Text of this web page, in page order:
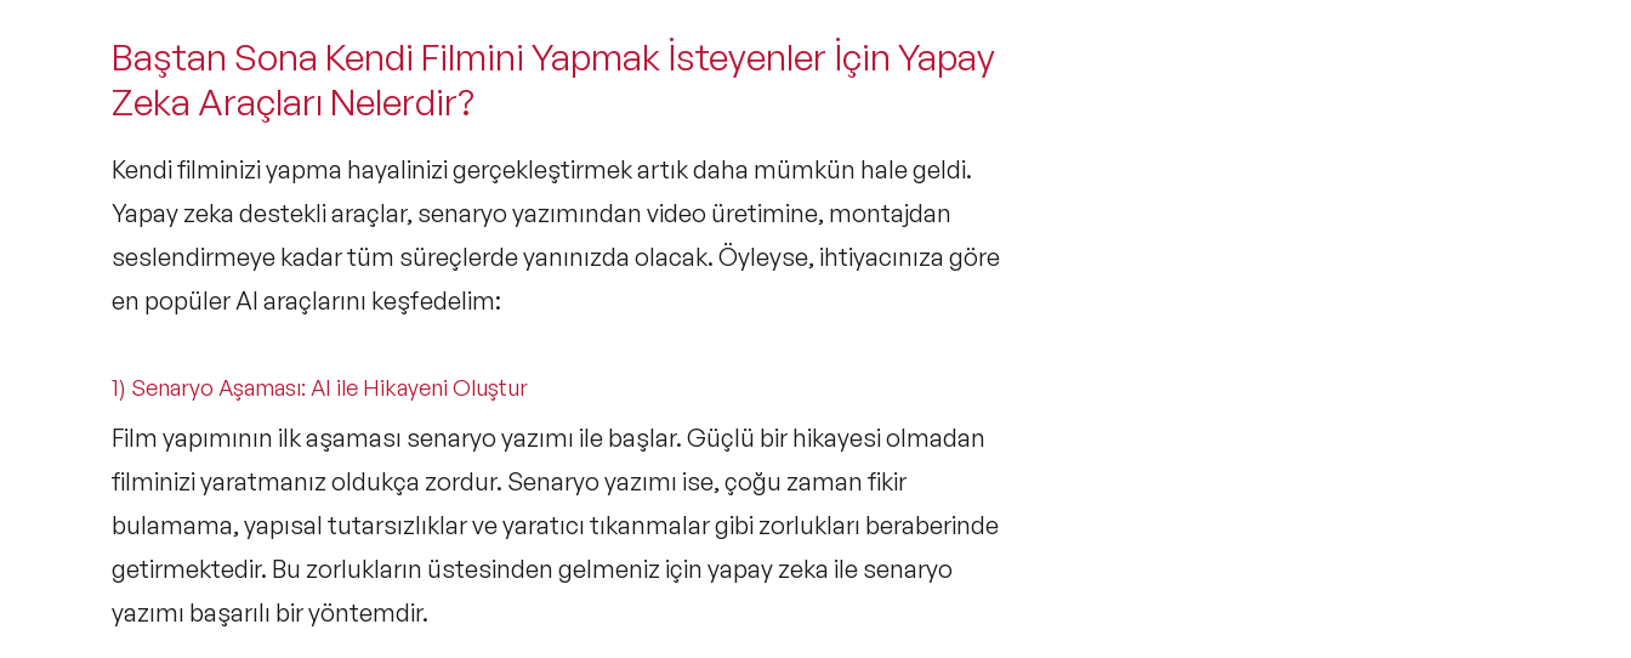
Baştan Sona Kendi Filmini Yapmak İsteyenler İçin Yapay
Zeka Araçları Nelerdir?
Kendi filminizi yapma hayalinizi gerçekleştirmek artık daha mümkün hale geldi.
Yapay zeka destekli araçlar, senaryo yazımından video üretimine, montajdan
seslendirmeye kadar tüm süreçlerde yanınızda olacak. Öyleyse, ihtiyacınıza göre
en popüler AI araçlarını keşfedelim:
1) Senaryo Aşaması: AI ile Hikayeni Oluştur
Film yapımının ilk aşaması senaryo yazımı ile başlar. Güçlü bir hikayesi olmadan
filminizi yaratmanız oldukça zordur. Senaryo yazımı ise, çoğu zaman fikir
bulamama, yapısal tutarsızlıklar ve yaratıcı tıkanmalar gibi zorlukları beraberinde
getirmektedir. Bu zorlukların üstesinden gelmeniz için yapay zeka ile senaryo
yazımı başarılı bir yöntemdir.